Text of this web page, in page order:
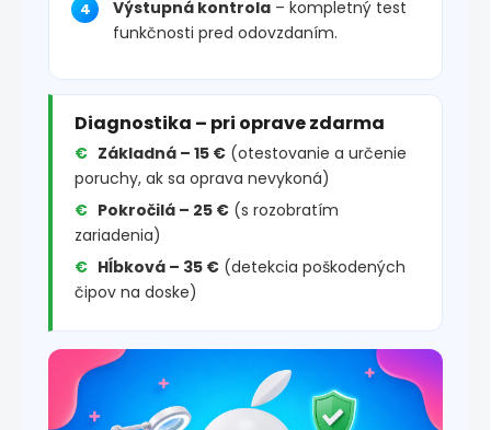
Výstupná kontrola – kompletný test
funkčnosti pred odovzdaním.
Diagnostika – pri oprave zdarma
Základná – 15 € (otestovanie a určenie
poruchy, ak sa oprava nevykoná)
Pokročilá – 25 € (s rozobratím
zariadenia)
Hĺbková – 35 € (detekcia poškodených
čipov na doske)